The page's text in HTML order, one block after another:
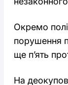
Окремо
порушення
ще п’ять
На